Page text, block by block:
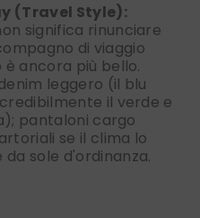
(Travel Style):
significa rinunciare
di viaggio
ancora più bello.
leggero (il blu
il verde e
pantaloni cargo
se il clima lo
sole d'ordinanza.